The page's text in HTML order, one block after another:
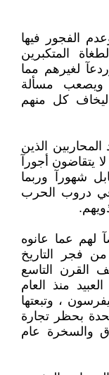
الفجور فيها
المتكبرين
لغيرهم مما
ويصعب مسألة
ليخاف كل منهم
المحاربين الذين
يتقاضون أجورآ
شهورآ وربما
في دروب الحرب
لهم عما عانوه
فجر التاريخ
القرن التاسع
منذ العام
، وتبعتها
المتحدة بحظر تجارة
والسخرة عام